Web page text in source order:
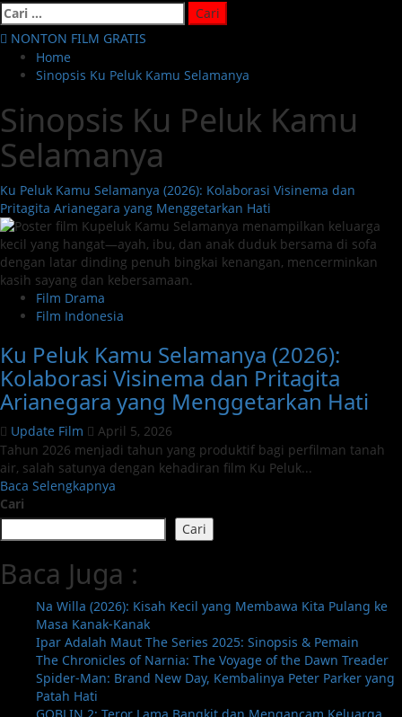
Cari
untuk:
NONTON FILM GRATIS
Home
Sinopsis Ku Peluk Kamu Selamanya
Sinopsis Ku Peluk Kamu
Selamanya
Ku Peluk Kamu Selamanya (2026): Kolaborasi Visinema dan
Pritagita Arianegara yang Menggetarkan Hati
Film Drama
Film Indonesia
Ku Peluk Kamu Selamanya (2026):
Kolaborasi Visinema dan Pritagita
Arianegara yang Menggetarkan Hati
Update Film
April 5, 2026
Tahun 2026 menjadi tahun yang produktif bagi perfilman tanah
air, salah satunya dengan kehadiran film Ku Peluk...
Baca Selengkapnya
about
Ku
Kamu
(2026):
Kolaborasi
Visinema
dan
Pritagita
Cari
Cari
Baca Juga :
Na Willa (2026): Kisah Kecil yang Membawa Kita Pulang ke
Masa Kanak-Kanak
Ipar Adalah Maut The Series 2025: Sinopsis & Pemain
The Chronicles of Narnia: The Voyage of the Dawn Treader
Spider-Man: Brand New Day, Kembalinya Peter Parker yang
Patah Hati